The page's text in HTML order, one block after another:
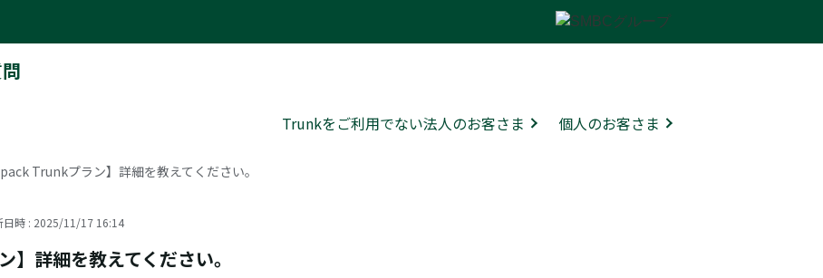
Trunkをご利用でない法人のお客さま 個人のお客さま
pack Trunkプラン】詳細を教えてください。
日時 : 2025/11/17 16:14
詳細を教えてください。